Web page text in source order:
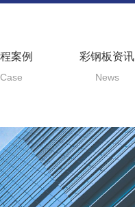
案例
Case
彩钢板资讯
News